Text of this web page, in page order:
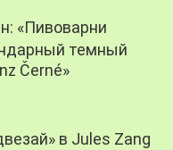
«Пивоварни
темный
Černé»
в Jules Zang